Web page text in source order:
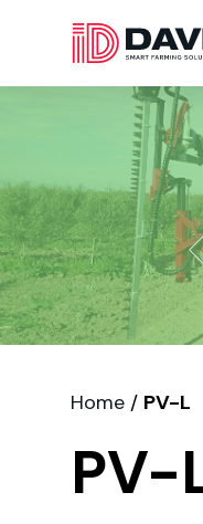
Home / PV-L
PV-